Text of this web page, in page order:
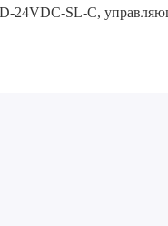
24VDC-SL-C,